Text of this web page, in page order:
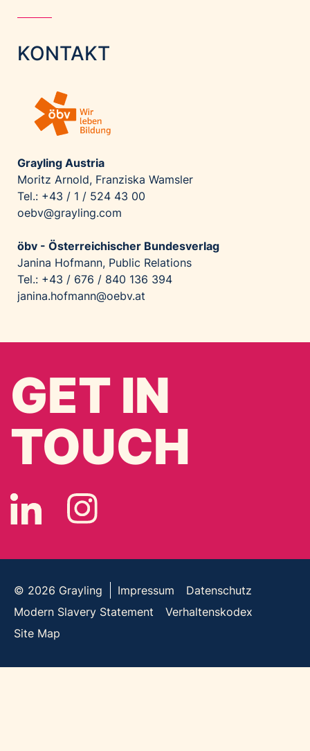
KONTAKT
Grayling Austria
Moritz Arnold, Franziska Wamsler
Tel.: +43 / 1 / 524 43 00
oebv@grayling.com
öbv - Österreichischer Bundesverlag
Janina Hofmann, Public Relations
Tel.: +43 / 676 / 840 136 394
janina.hofmann@oebv.at
GET IN
TOUCH
© 2026 Grayling Impressum
Datenschutz
Modern Slavery Statement
Verhaltenskodex
Site Map